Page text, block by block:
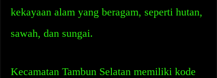
kekayaan alam yang beragam, seperti hutan,
sawah, dan sungai.
Kecamatan Tambun Selatan memiliki kode